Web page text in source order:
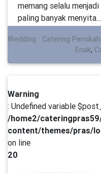
memang selalu
paling banyak menyita...
Wedding Catering
Enak,
Warning
: Undefined variable
/home2/
content/themes/pras/
on line
20